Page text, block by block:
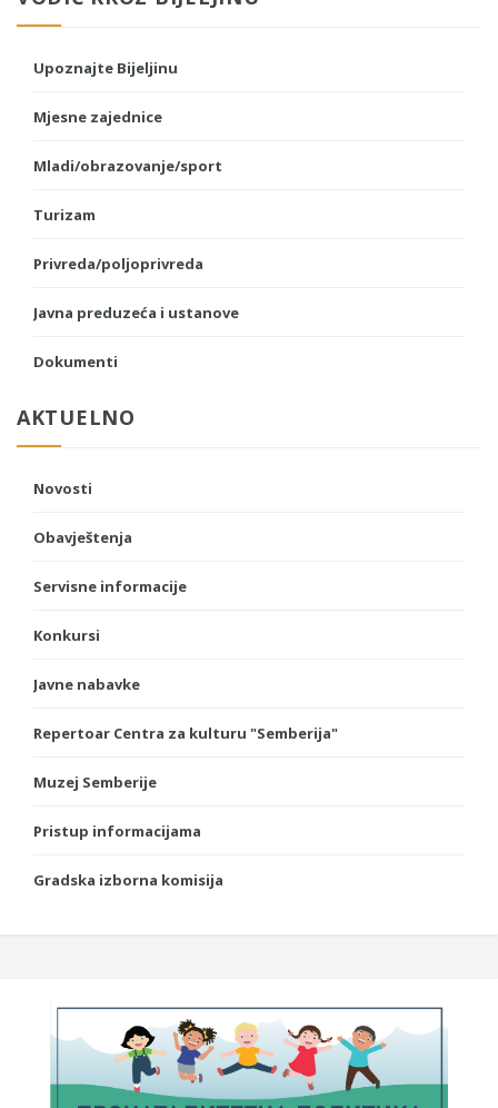
Upoznajte Bijeljinu
Mjesne zajednice
Mladi/obrazovanje/sport
Turizam
Privreda/poljoprivreda
Javna preduzeća i ustanove
Dokumenti
AKTUELNO
Novosti
Obavještenja
Servisne informacije
Konkursi
Javne nabavke
Repertoar Centra za kulturu "Semberija"
Muzej Semberije
Pristup informacijama
Gradska izborna komisija